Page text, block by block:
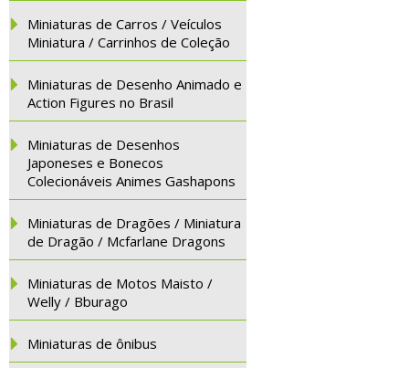
Miniaturas de Carros / Veículos
Miniatura / Carrinhos de Coleção
Miniaturas de Desenho Animado e
Action Figures no Brasil
Miniaturas de Desenhos
Japoneses e Bonecos
Colecionáveis Animes Gashapons
Miniaturas de Dragões / Miniatura
de Dragão / Mcfarlane Dragons
Miniaturas de Motos Maisto /
Welly / Bburago
Miniaturas de ônibus